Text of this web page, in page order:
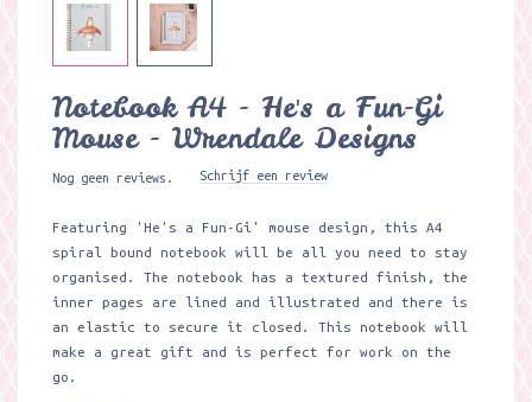
Notebook A4 - He's a Fun-Gi
Mouse - Wrendale Designs
Nog geen reviews. Schrijf een review
Featuring 'He's a Fun-Gi' mouse design, this A4
spiral bound notebook will be all you need to stay
organised. The notebook has a textured finish, the
inner pages are lined and illustrated and there is
an elastic to secure it closed. This notebook will
make a great gift and is perfect for work on the
go.